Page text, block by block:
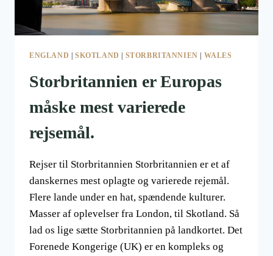
ENGLAND | SKOTLAND | STORBRITANNIEN | WALES
Storbritannien er Europas
måske mest varierede
rejsemål.
Rejser til Storbritannien Storbritannien er et af
danskernes mest oplagte og varierede rejemål.
Flere lande under en hat, spændende kulturer.
Masser af oplevelser fra London, til Skotland. Så
lad os lige sætte Storbritannien på landkortet. Det
Forenede Kongerige (UK) er en kompleks og